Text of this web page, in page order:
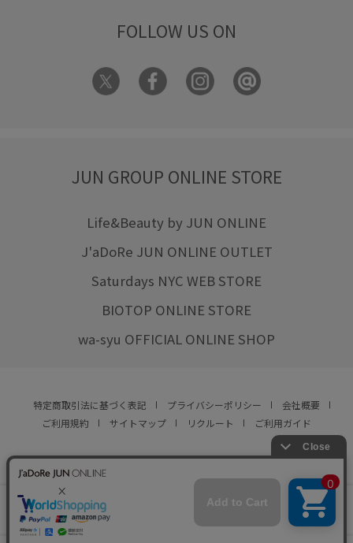
FOLLOW US ON
JUN GROUP ONLINE STORE
Life&Beauty by JUN ONLINE
J'aDoRe JUN ONLINE OUTLET
Saturdays NYC WEB STORE
BIOTOP ONLINE STORE
wa-syu OFFICIAL ONLINE SHOP
特定商取引法に基づく表記 プライバシーポリシー
会社概要
ご利用規約
サイトマップ リクルート ご利用ガイド
© JUN CO.,LTD. ALL RIGHTS RESERVED.
店舗在庫
をみる
カートに入れる